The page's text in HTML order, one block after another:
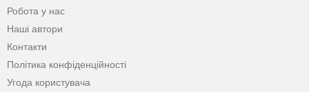
Робота у нас
Наші автори
Контакти
Політика конфіденційності
Угода користувача